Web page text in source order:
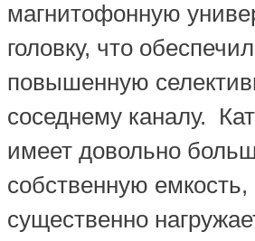
магнитофонную
головку, что
повышенную
соседнему каналу.
имеет довольно
собственную
существенно